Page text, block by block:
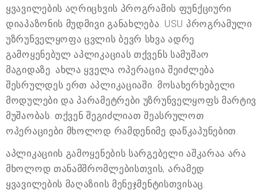
ყვავილების აღრიცხვის პროგრამის ფუნქციური
დიაპაზონის მუდმივი განახლება. USU პროგრამული
უზრუნველყოფა ცვლის ბევრ სხვა ადრე
გამოყენებულ აპლიკაციას თქვენს სამუშაო
მაგიდაზე. ახლა ყველა ოპერაცია შეიძლება
შესრულდეს ერთ აპლიკაციაში. მოსახერხებელი
მოდულები და პარამეტრები უზრუნველყოფს მარტივ
მუშაობას. თქვენ შეგიძლიათ შეასრულოთ
ოპერაციები მხოლოდ რამდენიმე დაწკაპუნებით.
აპლიკაციის გამოყენების სარგებელი აშკარაა არა
მხოლოდ თანამშრომლებისთვის, არამედ
ყვავილების მაღაზიის მენეჯმენტისთვისაც.